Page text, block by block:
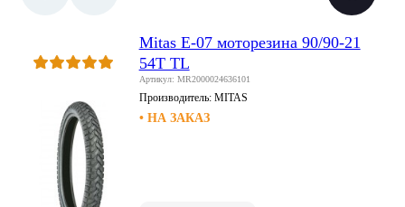
Mitas E-07 моторезина 90/90-21
54T TL
Артикул: MR2000024636101
Производитель: MITAS
• НА ЗАКАЗ